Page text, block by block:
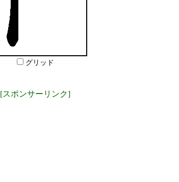
グリッド
[スポンサーリンク]